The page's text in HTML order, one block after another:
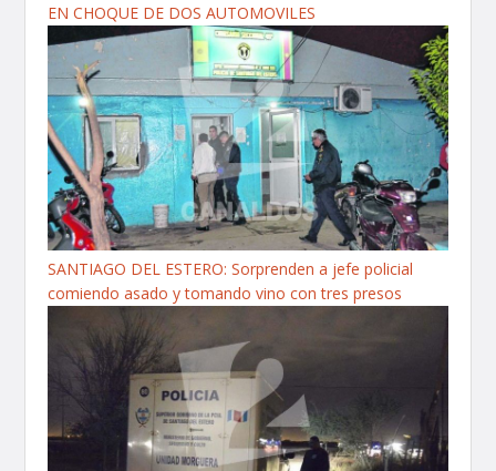
EN CHOQUE DE DOS AUTOMOVILES
SANTIAGO DEL ESTERO: Sorprenden a jefe policial
comiendo asado y tomando vino con tres presos